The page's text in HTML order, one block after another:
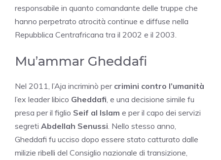
responsabile in quanto comandante delle truppe che
hanno perpetrato atrocità continue e diffuse nella
Repubblica Centrafricana tra il 2002 e il 2003.
Mu’ammar Gheddafi
Nel 2011, l’Aja incriminò per crimini contro l’umanità
l’ex leader libico Gheddafi , e una decisione simile fu
presa per il figlio Seif al Islam e per il capo dei servizi
segreti Abdellah Senussi . Nello stesso anno,
Gheddafi fu ucciso dopo essere stato catturato dalle
milizie ribelli del Consiglio nazionale di transizione,